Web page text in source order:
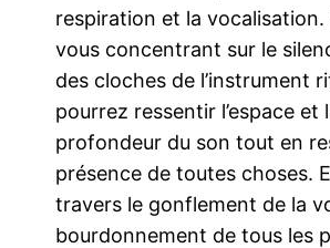
respiration et la vocalisation.
vous concentrant sur le
des cloches de l’instrument
pourrez ressentir l’espace et
profondeur du son tout en
présence de toutes choses.
travers le gonflement de la
bourdonnement de tous les